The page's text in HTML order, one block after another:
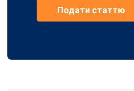
Подати статтю